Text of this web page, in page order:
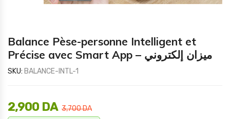
Balance Pèse-personne Intelligent et
Précise avec Smart App – ميزان إلكتروني
SKU: BALANCE-INTL-1
3,700DA
2,900 DA